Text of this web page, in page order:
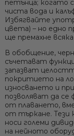
петънца; когато
чиста вода и
Избягвайте
цвета) – но едно
ще премахне
В обобщение,
съчетават
запазват
покритието на
износването и
позволяват да
от плаването,
от търкане. Тези
носи големи
на нейното